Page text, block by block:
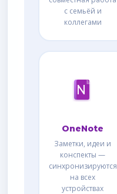
с семьёй и
коллегами
OneNote
Заметки, идеи и
конспекты —
синхронизируются
на всех
устройствах